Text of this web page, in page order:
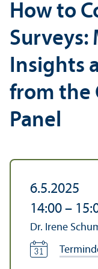
How to
Surveys:
Insights
from the
Panel
6.5.2025
14:00 –
Dr. Irene